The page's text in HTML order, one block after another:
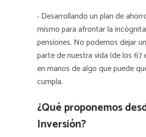
· Desarrollando un plan de
mismo para afrontar la
pensiones. No podemos dejar
parte de nuestra vida (de los 67
en manos de algo que puede
cumpla.
¿Qué proponemos
Inversión?